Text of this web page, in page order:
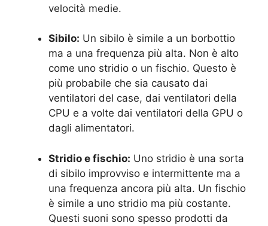
velocità medie.
Sibilo: Un sibilo è simile a un borbottio
ma a una frequenza più alta. Non è alto
come uno stridio o un fischio. Questo è
più probabile che sia causato dai
ventilatori del case, dai ventilatori della
CPU e a volte dai ventilatori della GPU o
dagli alimentatori.
Stridio e fischio: Uno stridio è una sorta
di sibilo improvviso e intermittente ma a
una frequenza ancora più alta. Un fischio
è simile a uno stridio ma più costante.
Questi suoni sono spesso prodotti da